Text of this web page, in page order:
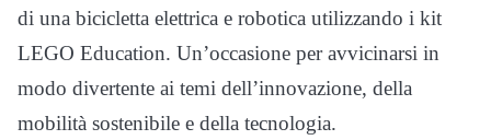
di una bicicletta elettrica e robotica utilizzando i kit
LEGO Education. Un’occasione per avvicinarsi in
modo divertente ai temi dell’innovazione, della
mobilità sostenibile e della tecnologia.